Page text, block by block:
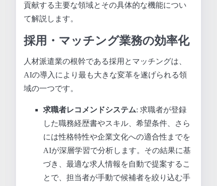
貢献する主要な領域とその具体的な機能につい
て解説します。
採用・マッチング業務の効率化
人材派遣業の根幹である採用とマッチングは、
AIの導入により最も大きな変革を遂げられる領
域の一つです。
求職者レコメンドシステム: 求職者が登録
した職務経歴書やスキル、希望条件、さら
には性格特性や企業文化への適合性までを
AIが深層学習で分析します。その結果に基
づき、最適な求人情報を自動で提案するこ
とで、担当者が手動で候補者を絞り込む手